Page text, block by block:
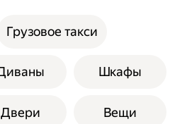
Грузовое такси
Шкафы
Двери Вещи